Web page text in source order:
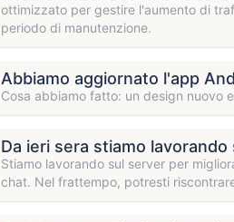
ottimizzato per gestire l'aumento di
periodo di manutenzione.
Abbiamo aggiornato l'app
Cosa abbiamo fatto: un design nuovo
Da ieri sera stiamo
Stiamo lavorando sul server per
chat. Nel frattempo, potresti